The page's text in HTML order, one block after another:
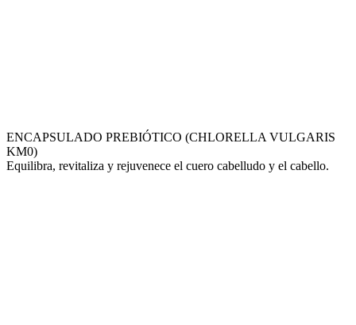
ENCAPSULADO PREBIÓTICO (CHLORELLA VULGARIS
KM0)
Equilibra, revitaliza y rejuvenece el cuero cabelludo y el cabello.